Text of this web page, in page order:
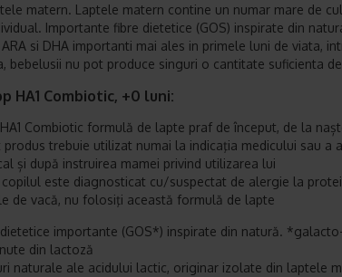
matern. Laptele matern contine un numar mare de
Importante fibre dietetice (GOS) inspirate din
si DHA importanti mai ales in primele luni de viata,
bebelusii nu pot produce singuri o cantitate suficienta de
HA1 Combiotic, +0 luni:
Combiotic formulă de lapte praf de început, de la
produs trebuie utilizat numai la indicaţia medicului sau a
și după instruirea mamei privind utilizarea lui
copilul este diagnosticat cu/suspectat de alergie la
de vacă, nu folosiţi această formulă de lapte
dietetice importante (GOS*) inspirate din natură.
din lactoză
naturale ale acidului lactic, originar izolate din laptele